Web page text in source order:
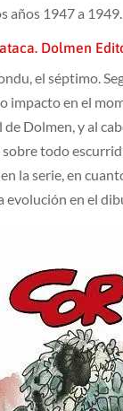
años 1947 a 1949.
Dolmen
el séptimo.
impacto en el
Dolmen, y al
todo
la serie, en
evolución en el